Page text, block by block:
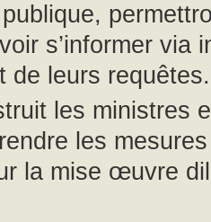
publique,
s’informer via
de leurs requêtes.
les ministres
les mesures
la mise œuvre